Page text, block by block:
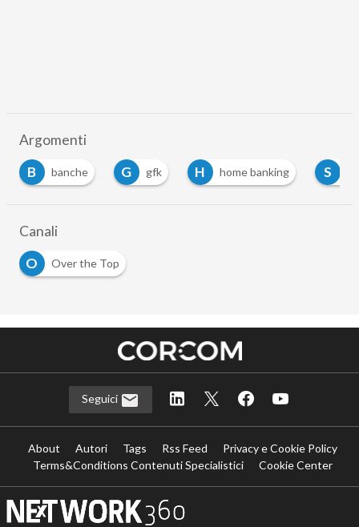
Argomenti
B
banche G gfk H home banking S
Canali
O
Over the Top
Seguici
About Autori Tags Rss Feed
Privacy e Cookie Policy
Terms&Conditions Contenuti Specialistici
Cookie Center